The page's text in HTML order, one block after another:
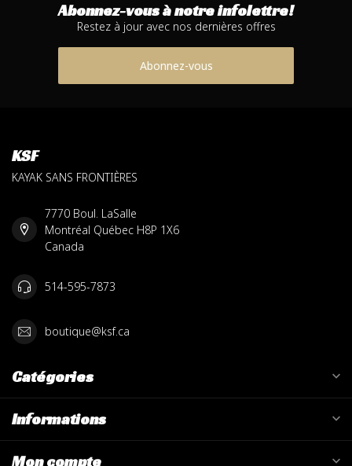
Abonnez-vous à notre infolettre!
Restez à jour avec nos dernières offres
Abonnez-vous
KSF
KAYAK SANS FRONTIÈRES
7770 Boul. LaSalle
Montréal Québec H8P 1X6
Canada
514-595-7873
boutique@ksf.ca
Catégories
Informations
Mon compte